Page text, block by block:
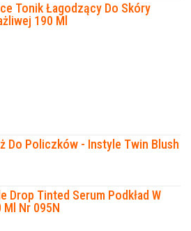
Tonik Łagodzący Do Skóry
190 Ml
Do Policzków - Instyle Twin Blush
Drop Tinted Serum Podkład W
Nr 095N